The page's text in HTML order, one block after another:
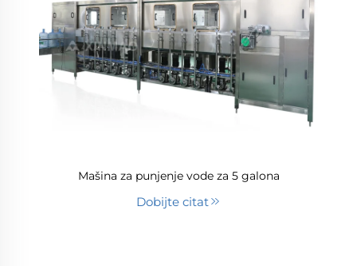
Mašina za punjenje vode za 5 galona
Dobijte citat